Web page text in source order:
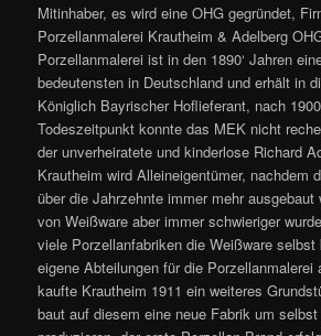
Mitinhaber, es wird eine OHG gegründet,
Porzellanmalerei Krautheim & Adelberg
Porzellanmalerei ist in den 1890‘ Jahren
bedeutensten in Deutschland und erhält in
Königlich Bayrischer Hoflieferant, nach
Todeszeitpunkt konnte das MEK nicht
der unverheiratete und kinderlose Richard
Krautheim wird Alleineigentümer, nachdem
über die Jahrzehnte immer mehr ausgebaut
von Weißware aber immer schwieriger
viele Porzellanfabriken die Weißware
eigene Abteilungen für die Porzellanmalerei
kaufte Krautheim 1911 ein weiteres
baut auf diesem eine neue Fabrik um